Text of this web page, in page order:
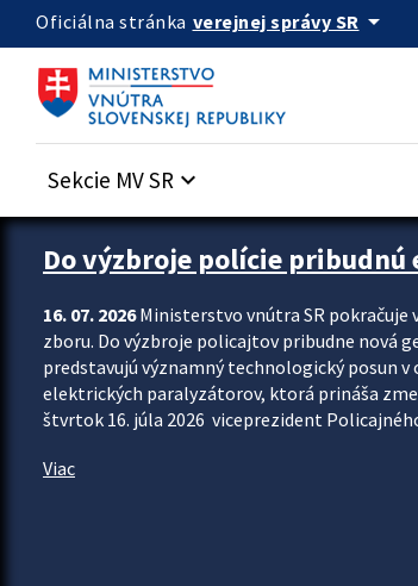
Preskocit na hlavný obsah
Oficiálna stránka verejnej správy SR arrow_drop_down
Sekcie MV SR keyboard_arrow_down
Zastavit automatický posun upútavok
Do výzbroje polície
16. 07. 2026Ministerstvo vnútra SR
zboru. Do výzbroje policajtov pribudne nová
predstavujú významný technologický posun
elektrických paralyzátorov, ktorá prináša
štvrtok 16. júla 2026 viceprezident
Viac